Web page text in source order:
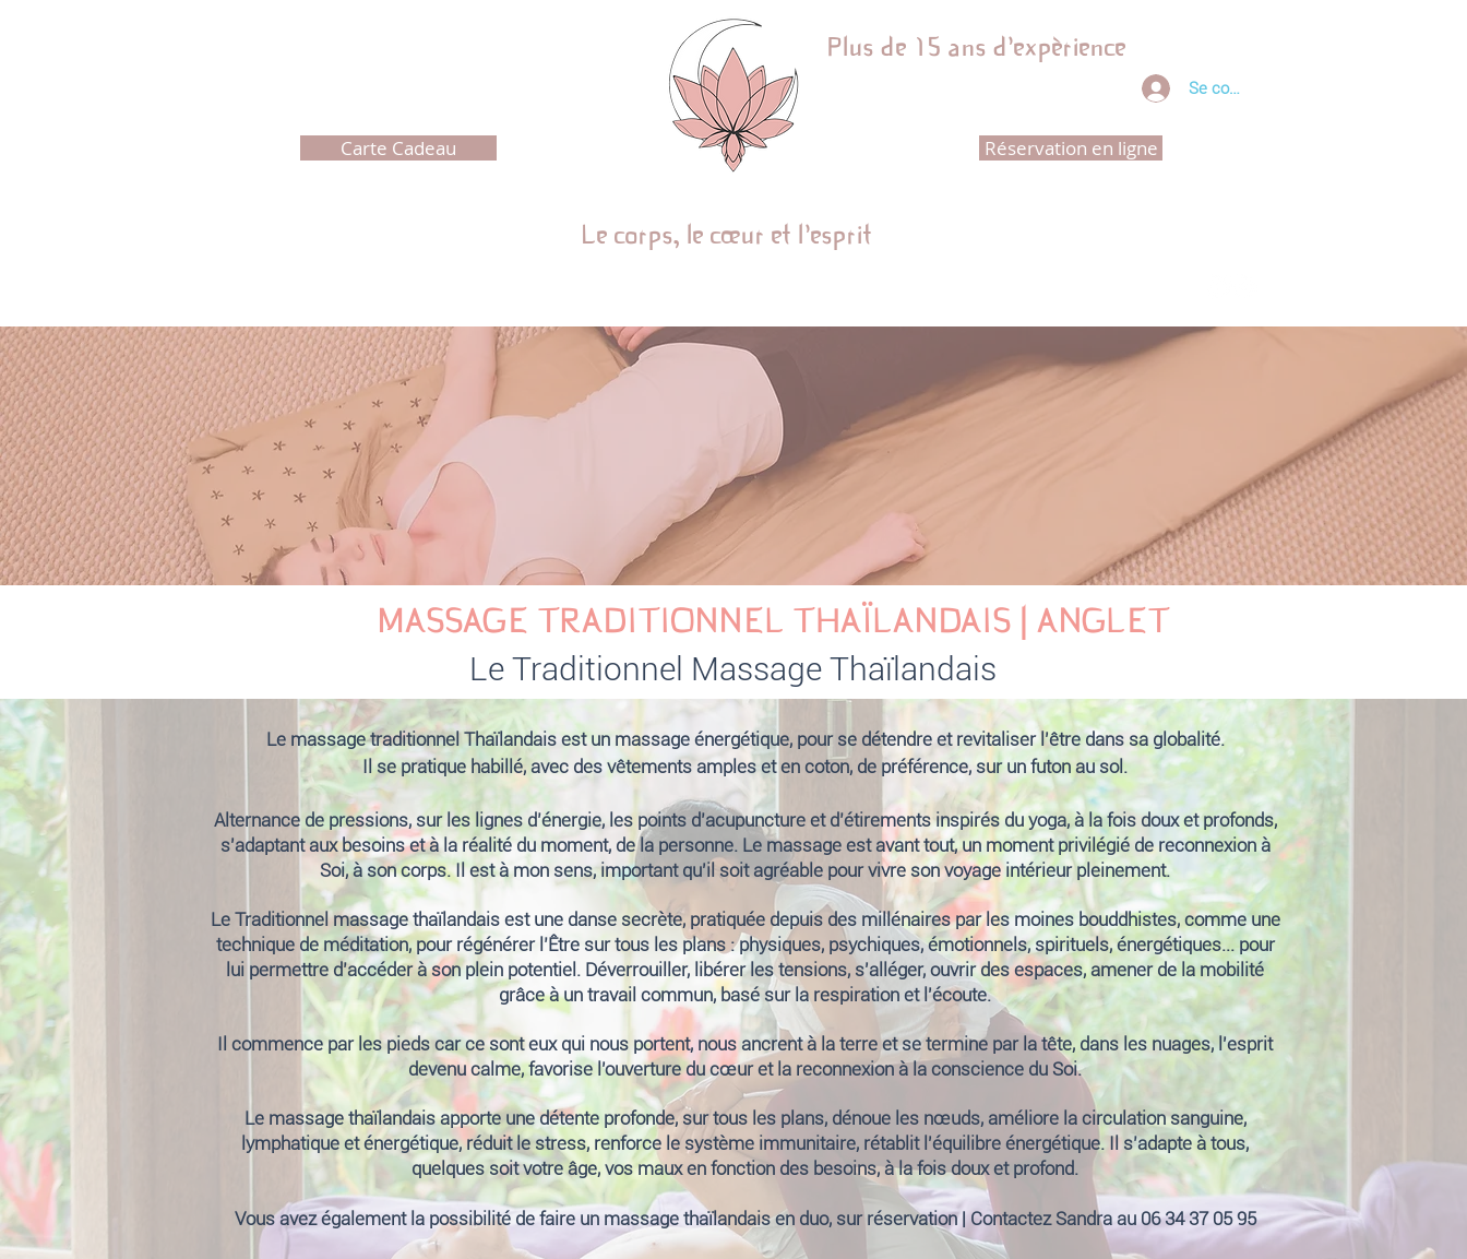
Carte Cadeau
Se connecter
Réservation en ligne
Plus de 15 ans d'expèrience
Le corps, le cœur et l'esprit
MASSAGE TRADITIONNEL THAÏLANDAIS | ANGLET
Le Traditionnel Massage Thaïlandais
Le massage traditionnel Thaïlandais est un massage énergétique, pour se détendre et revitaliser l'être dans sa globalité.
Il se pratique habillé, avec des vêtements amples et en coton, de préférence, sur un futon au sol.
Alternance de pressions, sur les lignes d’énergie, les points d’acupuncture et d’étirements inspirés du yoga, à la fois doux et profonds,
s'adaptant aux besoins et à la réalité du moment, de la personne. Le massage est avant tout, un moment privilégié de reconnexion à
Soi, à son corps. Il est à mon sens, important qu'il soit agréable pour vivre son voyage intérieur pleinement.
Le Traditionnel massage thaïlandais est une danse secrète, pratiquée depuis des millénaires par les moines bouddhistes, comme une
technique de méditation, pour régénérer l’Être sur tous les plans : physiques, psychiques, émotionnels, spirituels, énergétiques... pour
lui permettre d’accéder à son plein potentiel. Déverrouiller, libérer les tensions, s'alléger, ouvrir des espaces, amener de la mobilité
grâce à un travail commun, basé sur la respiration et l'écoute.
Il commence par les pieds car ce sont eux qui nous portent, nous ancrent à la terre et se termine par la tête, dans les nuages, l'esprit
devenu calme, favorise l'ouverture du cœur et la reconnexion à la conscience du Soi.
Le massage thaïlandais apporte une détente profonde, sur tous les plans, dénoue les nœuds, améliore la circulation sanguine,
lymphatique et énergétique, réduit le stress, renforce le système immunitaire, rétablit l'équilibre énergétique. Il s’adapte à tous,
quelques soit votre âge, vos maux en fonction des besoins, à la fois doux et profond.
Vous avez également la possibilité de faire un massage thaïlandais en duo, sur réservation | Contactez Sandra au 06 34 37 05 95